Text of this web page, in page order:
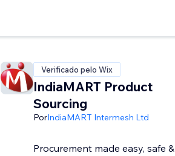
Verificado pelo Wix
IndiaMART Product
Sourcing
PorIndiaMART Intermesh Ltd
Procurement made easy, safe &